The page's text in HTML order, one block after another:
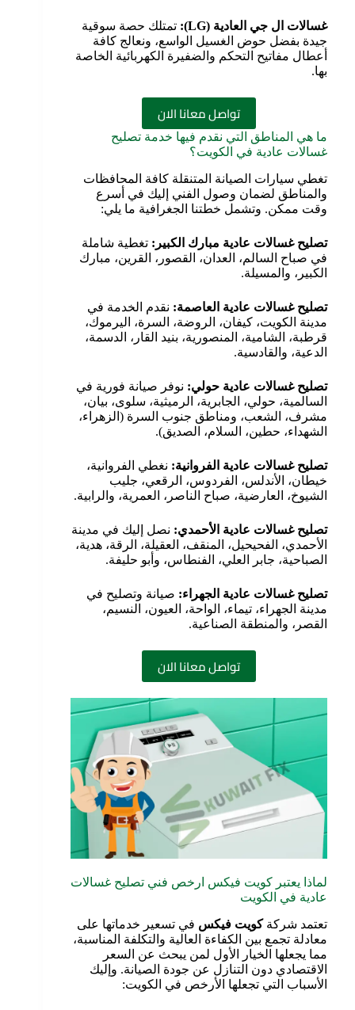
غسالات ال جي العادية (LG):
تمتلك حصة سوقية
جيدة بفضل حوض الغسيل الواسع، ونعالج كافة
أعطال مفاتيح التحكم والضفيرة الكهربائية الخاصة
بها.
تواصل معانا الان
ما هي المناطق التي نقدم فيها خدمة تصليح
غسالات عادية في الكويت؟
تغطي سيارات الصيانة المتنقلة كافة المحافظات
والمناطق لضمان وصول الفني إليك في أسرع
وقت ممكن. وتشمل خطتنا الجغرافية ما يلي:
تصليح غسالات عادية مبارك الكبير : تغطية شاملة
في صباح السالم، العدان، القصور، القرين، مبارك
الكبير، والمسيلة.
تصليح غسالات عادية العاصمة: نقدم الخدمة في
مدينة الكويت، كيفان، الروضة، السرة، اليرموك،
قرطبة، الشامية، المنصورية، بنيد القار، الدسمة،
الدعية، والقادسية.
تصليح غسالات عادية حولي: نوفر صيانة فورية في
السالمية، حولي، الجابرية، الرميثية، سلوى، بيان،
مشرف، الشعب، ومناطق جنوب السرة (الزهراء،
الشهداء، حطين، السلام، الصديق).
تصليح غسالات عادية الفروانية: نغطي الفروانية،
خيطان، الأندلس، الفردوس، الرقعي، جليب
الشيوخ، العارضية، صباح الناصر، العمرية، والرابية.
تصليح غسالات عادية الأحمدي: نصل إليك في مدينة
الأحمدي، الفحيحيل، المنقف، العقيلة، الرقة، هدية،
الصباحية، جابر العلي، الفنطاس، وأبو حليفة.
تصليح غسالات عادية الجهراء: صيانة وتصليح في
مدينة الجهراء، تيماء، الواحة، العيون، النسيم،
القصر، والمنطقة الصناعية.
تواصل معانا الان
لماذا يعتبر كويت فيكس ارخص فني تصليح غسالات
عادية في الكويت
تعتمد شركةكويت فيكس في تسعير خدماتها على
معادلة تجمع بين الكفاءة العالية والتكلفة المناسبة،
مما يجعلها الخيار الأول لمن يبحث عن السعر
الاقتصادي دون التنازل عن جودة الصيانة. وإليك
الأسباب التي تجعلها الأرخص في الكويت: